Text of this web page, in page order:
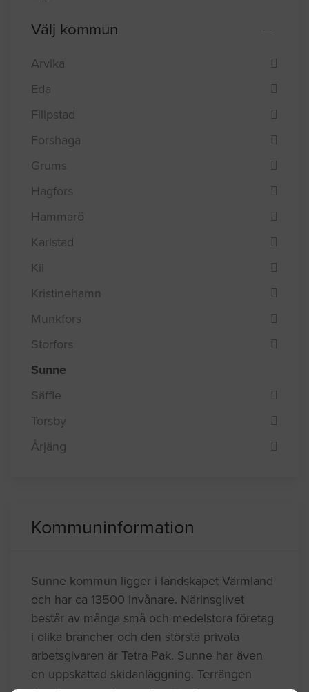
Välj kommun
Arvika
Eda
Filipstad
Forshaga
Grums
Hagfors
Hammarö
Karlstad
Kil
Kristinehamn
Munkfors
Storfors
Sunne
Säffle
Torsby
Årjäng
Kommuninformation
Sunne kommun ligger i landskapet Värmland
och har ca 13500 invånare. Närinsglivet
består av många små och medelstora företag
i olika brancher och den största privata
arbetsgivaren är Tetra Pak. Sunne har även
en uppskattad skidanläggning. Terrängen